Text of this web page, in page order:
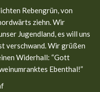
Rebengrün, von
ziehn. Wir
Jugendland, es will uns
verschwand. Wir grüßen
Widerhall: “Gott
Ebenthal!”